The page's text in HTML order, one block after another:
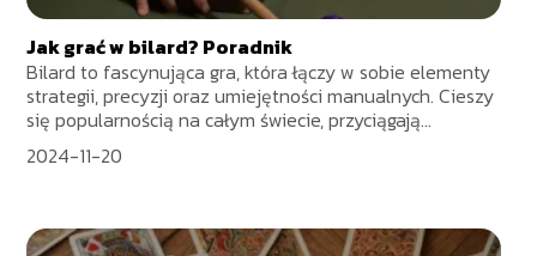
Jak grać w bilard? Poradnik
Bilard to fascynująca gra, która łączy w sobie elementy
strategii, precyzji oraz umiejętności manualnych. Cieszy
się popularnością na całym świecie, przyciągają...
2024-11-20